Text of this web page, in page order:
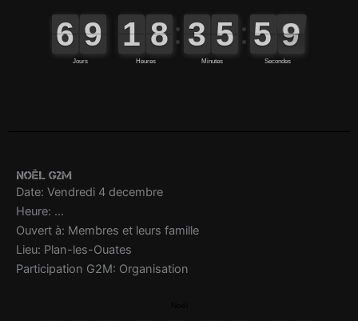
Noël G2M
Date: Vendredi 4 decembre
Heure: …
Ouvert à: Membres et leurs famille
Lieu: Plan-les-Ouates
Participation G2M: Organisation